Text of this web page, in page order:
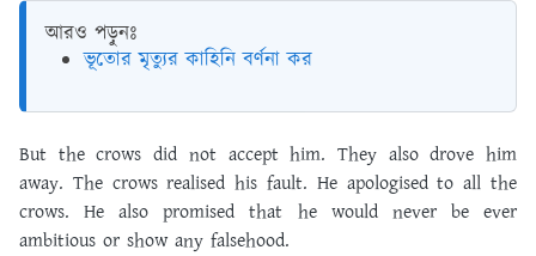
আরও পড়ুনঃ
ভূতোর মৃত্যুর কাহিনি বর্ণনা কর
But the crows did not accept him. They also drove him
away. The crows realised his fault. He apologised to all the
crows. He also promised that he would never be ever
ambitious or show any falsehood.